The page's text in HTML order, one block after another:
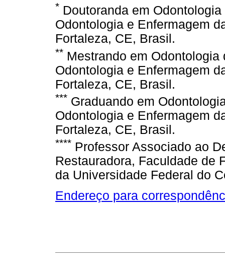
* Doutoranda em
Odontologia e Enfermagem
Fortaleza, CE, Brasil.
** Mestrando em
Odontologia e Enfermagem
Fortaleza, CE, Brasil.
*** Graduando em
Odontologia e Enfermagem
Fortaleza, CE, Brasil.
**** Professor Associado ao
Restauradora, Faculdade de
da Universidade Federal do
Endereço para